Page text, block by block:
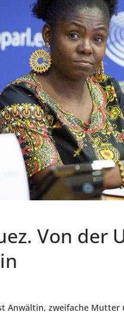
Von der
Anwältin, zweifache